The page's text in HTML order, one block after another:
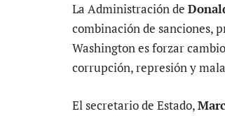
La Administración de
combinación de sanciones,
Washington es forzar
corrupción, represión y
El secretario de Estado,